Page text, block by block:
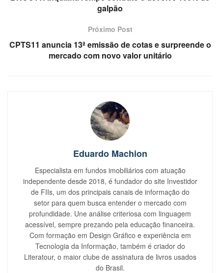
galpão
Próximo Post
CPTS11 anuncia 13ª emissão de cotas e surpreende o
mercado com novo valor unitário
Eduardo Machion
Especialista em fundos imobiliários com atuação
independente desde 2018, é fundador do site Investidor
de FIIs, um dos principais canais de informação do
setor para quem busca entender o mercado com
profundidade. Une análise criteriosa com linguagem
acessível, sempre prezando pela educação financeira.
Com formação em Design Gráfico e experiência em
Tecnologia da Informação, também é criador do
Literatour, o maior clube de assinatura de livros usados
do Brasil.